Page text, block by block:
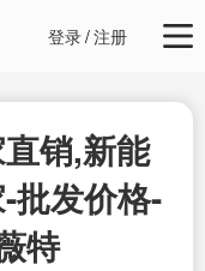
登录/注册
销,新能
批发价格-
特